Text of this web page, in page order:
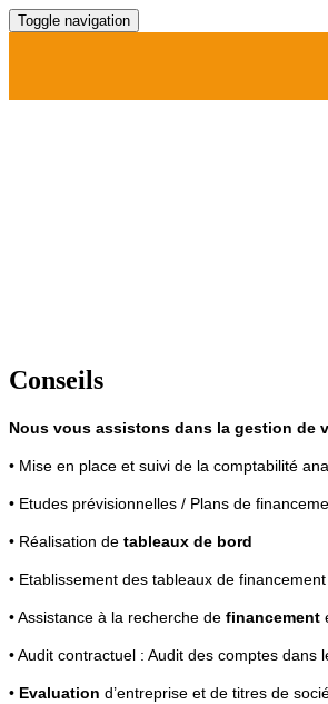
Toggle navigation
Conseils
Nous vous assistons dans la gestion de
• Mise en place et suivi de la comptabilité
• Etudes prévisionnelles / Plans de
• Réalisation de tableaux de bord
• Etablissement des tableaux de financement
• Assistance à la recherche de financement
• Audit contractuel : Audit des comptes
• Evaluation d’entreprise et de titres de